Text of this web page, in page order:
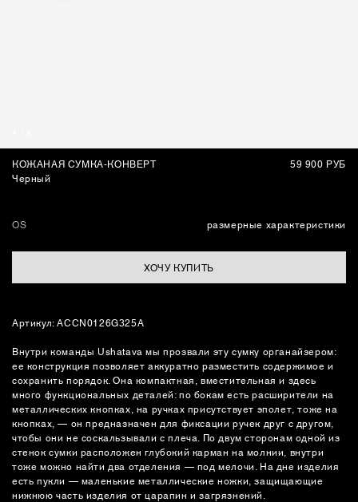
КОЖАНАЯ СУМКА-КОНВЕРТ
Черный
59 900 РУБ
OS размерные характеристики
ХОЧУ КУПИТЬ
Артикул: ACCN0126G325A
Внутри команды Ushatava мы прозвали эту сумку органайзером:
ее конструкция позволяет аккуратно разместить содержимое и
сохранить порядок. Она компактная, вместительная и здесь
много функциональных деталей: по бокам есть расширители на
металлических кнопках, на ручках присутствует эполет, тоже на
кнопках, — он предназначен для фиксации ручек друг с другом,
чтобы они не соскальзывали с плеча. По двум сторонам одной из
стенок сумки расположен глубокий карман на молнии, внутри
тоже можно найти два отделения — под мелочи. На дне изделия
есть пукли — маленькие металлические ножки, защищающие
нижнюю часть изделия от царапин и загрязнений.